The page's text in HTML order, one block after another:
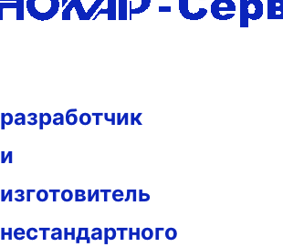
разработчик
и
изготовитель
нестандартного